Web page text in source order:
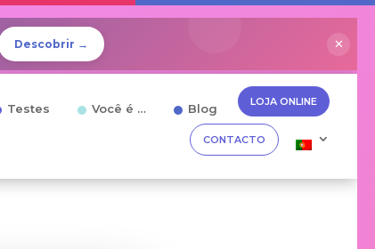
Descobrir → ✕
Testes Você é … Blog LOJA ONLINE
CONTACTO